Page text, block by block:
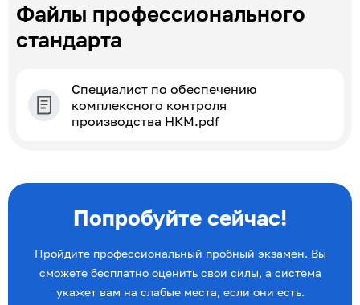
Файлы профессионального
стандарта
Специалист по обеспечению
комплексного контроля
производства НКМ.pdf
Попробуйте сейчас!
Пройдите профессиональный пробный экзамен. Вы
сможете бесплатно оценить свои силы, а система
укажет вам на слабые места, если они есть.